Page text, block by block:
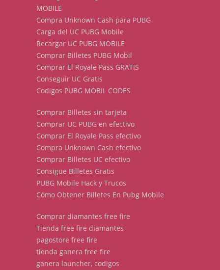
MOBILE
Compra Unknown Cash para PUBG
Carga del UC PUBG Mobile
Recargar UC PUBG MOBILE
Comprar Billetes PUBG Mobil
Comprar El Royale Pass GRATIS
Conseguir UC Gratis
Codigos PUBG MOBIL CODES
Comprar Billetes sin tarjeta
Comprar UC PUBG en efectivo
Comprar El Royale Pass efectivo
Compra Unknown Cash efectivo
Comprar Billetes UC efectivo
Consigue Billetes Gratis
PUBG Mobile Hack y Trucos
Cómo Obtener Billetes En Pubg Mobile
Comprar diamantes free fire
Tienda free fire diamantes
pagostore free fire
tienda ganera free fire
ganera launcher, codigos